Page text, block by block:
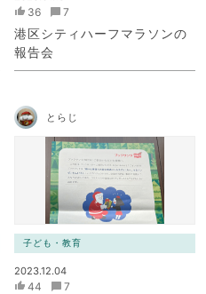
36 7
港区シティハーフマラソンの
報告会
とらじ
子ども・教育
2023.12.04
44 7